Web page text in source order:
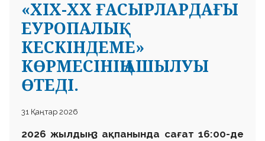
«XIX-XX ҒАСЫРЛАРДАҒЫ
ЕУРОПАЛЫҚ
КЕСКІНДЕМЕ»
КӨРМЕСІНІҢ АШЫЛУЫ
ӨТЕДІ.
31 Қаңтар 2026
2026 жылдың 3 ақпанында сағат 16:00-де